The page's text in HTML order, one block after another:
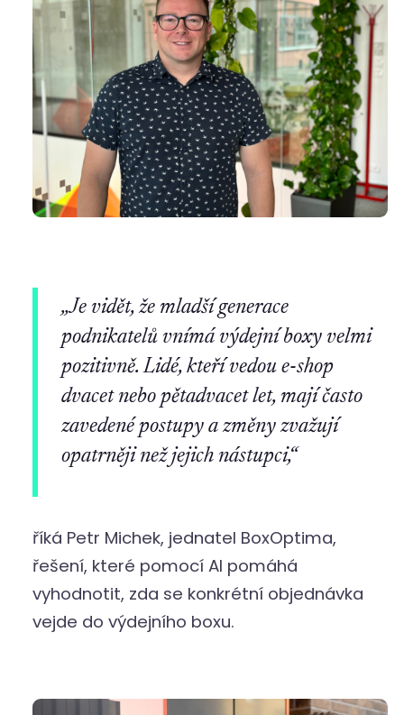
„Je vidět, že mladší generace
podnikatelů vnímá výdejní boxy velmi
pozitivně. Lidé, kteří vedou e-shop
dvacet nebo pětadvacet let, mají často
zavedené postupy a změny zvažují
opatrněji než jejich nástupci,“
říká Petr Michek, jednatel BoxOptima,
řešení, které pomocí AI pomáhá
vyhodnotit, zda se konkrétní objednávka
vejde do výdejního boxu.